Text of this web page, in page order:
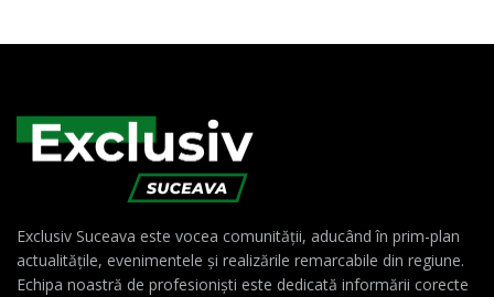
Exclusiv Suceava este vocea comunității, aducând în prim-plan
actualitățile, evenimentele și realizările remarcabile din regiune.
Echipa noastră de profesioniști este dedicată informării corecte